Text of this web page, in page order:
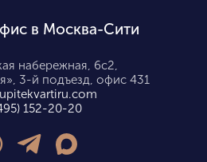
в Москва-Сити
набережная, 6с2,
3-й подъезд, офис 431
152-20-20